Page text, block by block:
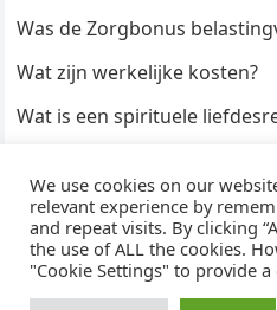
Was de Zorgbonus
Wat zijn werkelijke kosten?
Wat is een spirituele
Hoe duur zijn
© 2026WijzeAntwoorden- Thema
We use cookies on our
relevant experience by
and repeat visits. By clicking
the use of ALL the cookies.
"Cookie Settings" to provide